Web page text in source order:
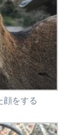
顔をする